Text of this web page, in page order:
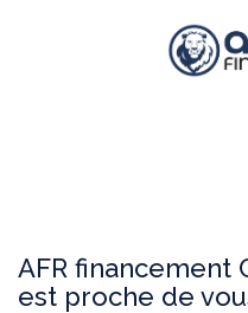
AFR financement
est proche de